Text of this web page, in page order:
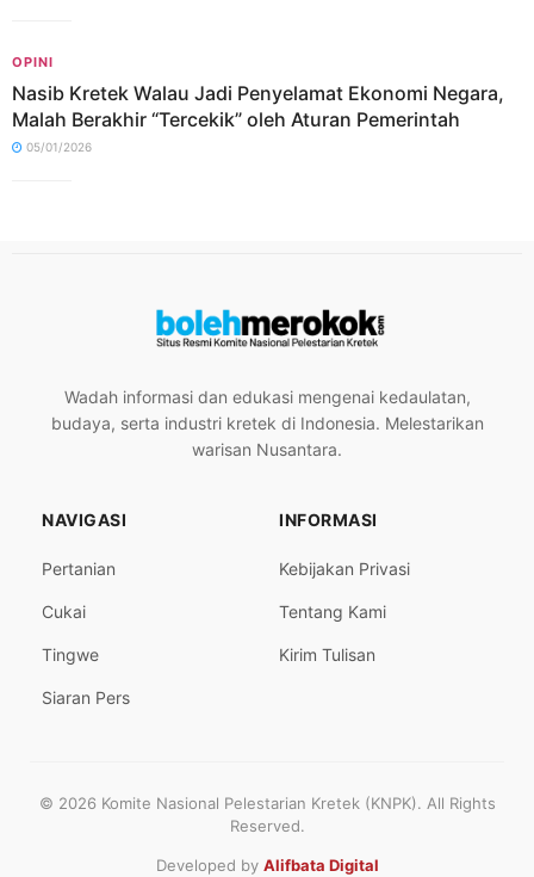
OPINI
Nasib Kretek Walau Jadi Penyelamat Ekonomi Negara,
Malah Berakhir “Tercekik” oleh Aturan Pemerintah
05/01/2026
Wadah informasi dan edukasi mengenai kedaulatan,
budaya, serta industri kretek di Indonesia. Melestarikan
warisan Nusantara.
NAVIGASI
Pertanian
Cukai
Tingwe
Siaran Pers
INFORMASI
Kebijakan Privasi
Tentang Kami
Kirim Tulisan
© 2026 Komite Nasional Pelestarian Kretek (KNPK). All Rights
Reserved.
Developed by Alifbata Digital